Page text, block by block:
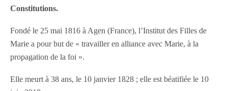
Constitutions.
Fondé le 25 mai 1816 à Agen (France), l’Institut des Filles de
Marie a pour but de « travailler en alliance avec Marie, à la
propagation de la foi ».
Elle meurt à 38 ans, le 10 janvier 1828 ; elle est béatifiée le 10